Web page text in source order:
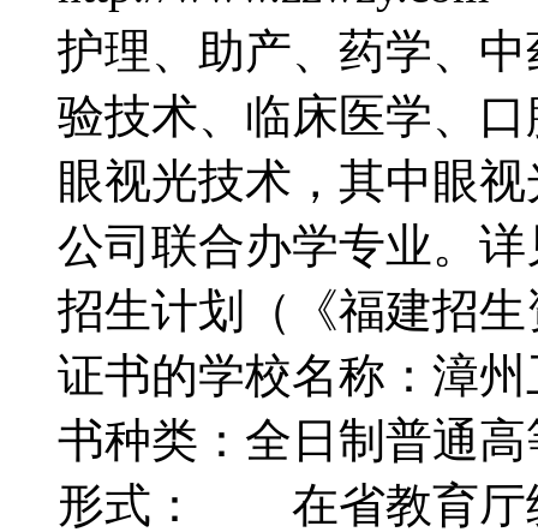
护理、助产、药学、
验技术、临床医学、
眼视光技术，其中眼
公司联合办学专业。
招生计划（《福建招
证书的学校名称：漳
书种类：全日制普通
形式： 在省教育厅